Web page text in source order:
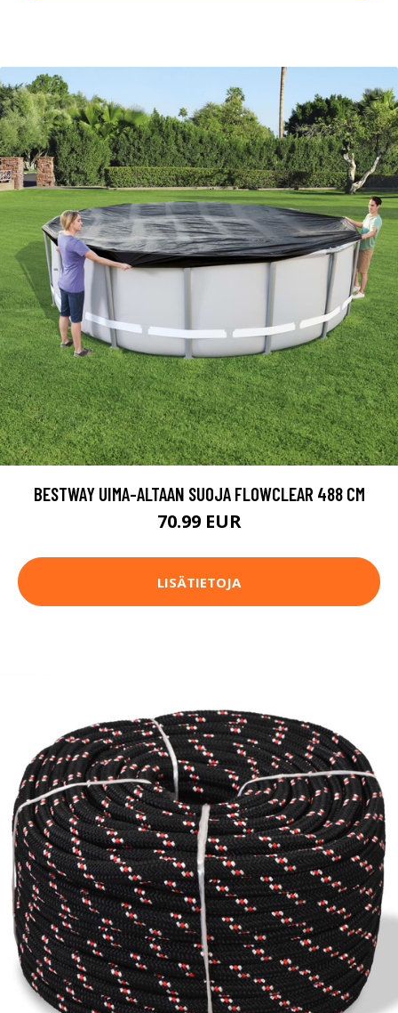
BESTWAY UIMA-ALTAAN SUOJA FLOWCLEAR 488 CM
70.99 EUR
LISÄTIETOJA